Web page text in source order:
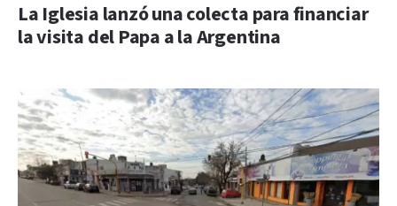
La Iglesia lanzó una colecta para financiar
la visita del Papa a la Argentina